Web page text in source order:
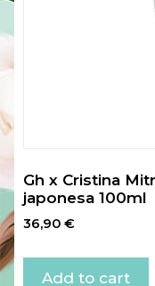
Gh x Cristina
japonesa 100ml
36,90 €
Add to cart